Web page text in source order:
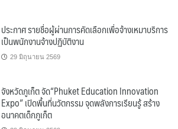
ประกาศ รายชื่อผู้ผ่านการคัดเลือกเพื่อจ้างเหมาบริการ
เป็นพนักงานจ้างปฏิบัติงาน
29 มิถุนายน 2569
จังหวัดภูเก็ต จัด“Phuket Education Innovation
Expo” เปิดพื้นที่นวัตกรรม จุดพลังการเรียนรู้ สร้าง
อนาคตเด็กภูเก็ต